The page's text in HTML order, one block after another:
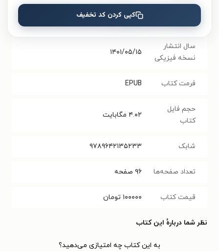
نشر مرکز
سال انتشار
نسخه فیزیکی
۱۴۰۱/۰۵/۱۵
فرمت کتاب EPUB
حجم فایل
کتاب
۴.۰۲ مگابایت
شابک ۹۷۸۹۶۴۲۱۳۵۲۳۳
تعداد صفحه‌ها ۹۶ صفحه
قیمت کتاب ۱۰۰۰۰۰ تومان
نظر شما دربارهٔ این کتاب
به این کتاب چه امتیازی می‌دهید؟
کپی کردن کد تخفیف